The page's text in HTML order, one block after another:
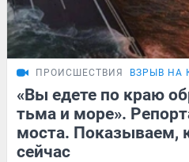
ПРОИСШЕСТВИЯ ВЗРЫВ НА
«Вы едете по краю
тьма и море».
моста. Показываем,
сейчас